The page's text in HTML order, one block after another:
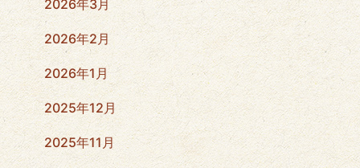
2026年3月
2026年2月
2026年1月
2025年12月
2025年11月